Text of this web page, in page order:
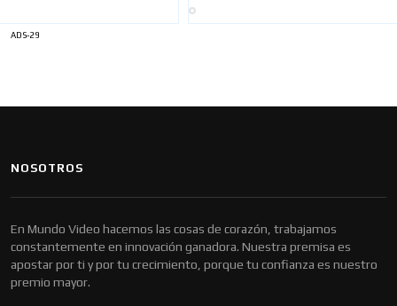
ADS-29
NOSOTROS
En Mundo Video hacemos las cosas de corazón, trabajamos
constantemente en innovación ganadora. Nuestra premisa es
apostar por ti y por tu crecimiento, porque tu confianza es nuestro
premio mayor.